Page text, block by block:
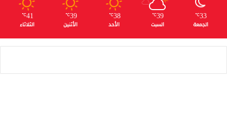
33
℃
الجمعة
39
℃
السبت
38
℃
الأحد
39
℃
الأثنين
41
℃
الثلاثاء